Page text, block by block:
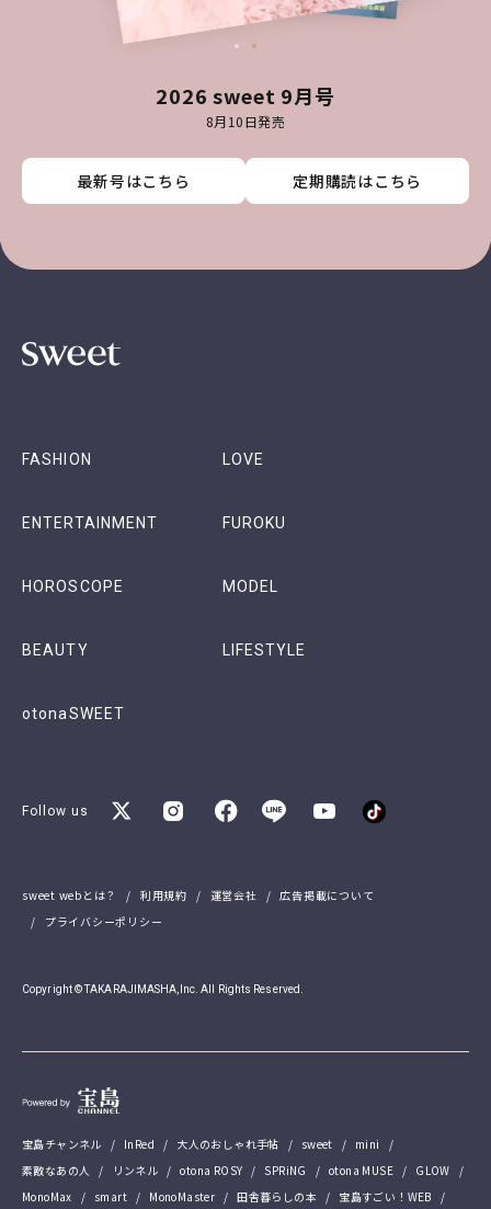
2026 sweet 9月号
8月10日発売
最新号はこちら 定期購読はこちら
最新号はこちら 定期購読はこちら
最新号はこちら 定期購読はこちら
最新号はこちら 定期購読はこちら
FASHION LOVE
ENTERTAINMENT FUROKU
HOROSCOPE MODEL
BEAUTY LIFESTYLE
otonaSWEET
Follow us
sweet webとは？ 利用規約 運営会社
広告掲載について
プライバシーポリシー
Copyright © TAKARAJIMASHA,Inc. All Rights Reserved.
宝島チャンネル InRed 大人のおしゃれ手帖 sweet
mini
素敵なあの人
リンネル otona ROSY SPRiNG otona MUSE
GLOW
MonoMax
smart MonoMaster 田舎暮らしの本 宝島すごい！WEB